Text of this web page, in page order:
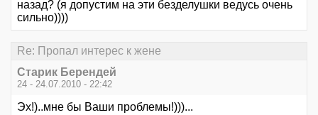
назад? (я допустим на эти безделушки ведусь очень
сильно))))
Re: Пропал интерес к жене
Старик Берендей
24 - 24.07.2010 - 22:42
Эх!)..мне бы Ваши проблемы!)))...